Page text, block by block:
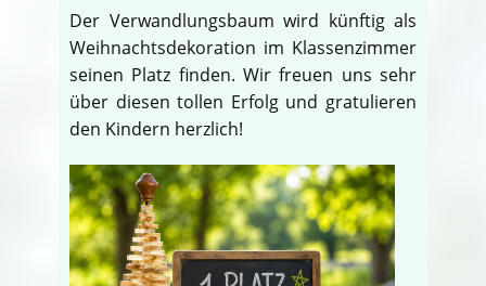
Der Verwandlungsbaum wird künftig als
Weihnachtsdekoration im Klassenzimmer
seinen Platz finden. Wir freuen uns sehr
über diesen tollen Erfolg und gratulieren
den Kindern herzlich!